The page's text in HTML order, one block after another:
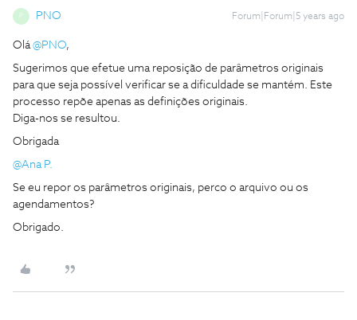
PNO Forum|Forum|5 years ago
Olá @PNO,
Sugerimos que efetue uma reposição de parâmetros originais
para que seja possível verificar se a dificuldade se mantém. Este
processo repõe apenas as definições originais.
Diga-nos se resultou.
Obrigada
@Ana P.
Se eu repor os parâmetros originais, perco o arquivo ou os
agendamentos?
Obrigado.